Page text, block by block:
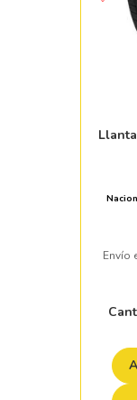
Envío